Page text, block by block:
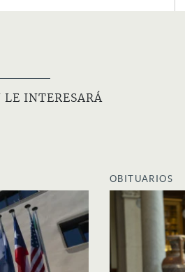
INTERESARÁ
OBITUARIOS